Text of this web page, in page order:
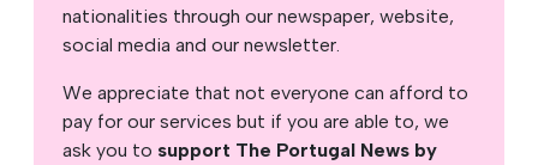
nationalities through our newspaper, website,
social media and our newsletter.
We appreciate that not everyone can afford to
pay for our services but if you are able to, we
ask you to support The Portugal News by